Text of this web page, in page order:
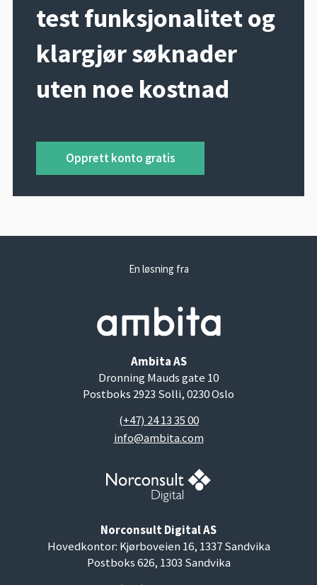
test funksjonalitet og
klargjør søknader
uten noe kostnad
Opprett konto gratis
En løsning fra
Ambita AS
Dronning Mauds gate 10
Postboks 2923 Solli, 0230 Oslo
(+47) 24 13 35 00
info@ambita.com
Norconsult Digital AS
Hovedkontor: Kjørboveien 16, 1337 Sandvika
Postboks 626, 1303 Sandvika